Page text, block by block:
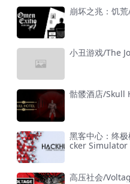
崩坏之兆：饥
小丑游戏/The
骷髅酒店/Skull
黑客中心：终
cker Simulator
高压社会/